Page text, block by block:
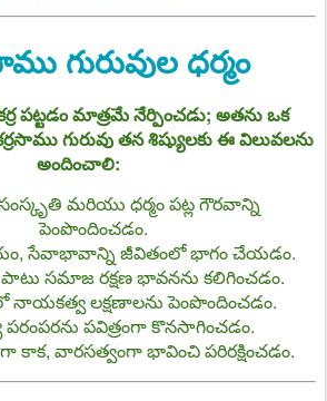
గురువుల ధర్మం
పట్టడం మాత్రమే నేర్పించడు; అతను ఒక
గురువు తన శిష్యులకు ఈ విలువలను
అందించాలి:
మరియు ధర్మం పట్ల గౌరవాన్ని
పెంపొందించడం.
సేవాభావాన్ని జీవితంలో భాగం చేయడం.
సమాజ రక్షణ భావనను కలిగించడం.
నాయకత్వ లక్షణాలను పెంపొందించడం.
పరంపరను పవిత్రంగా కొనసాగించడం.
కాక, వారసత్వంగా భావించి పరిరక్షించడం.